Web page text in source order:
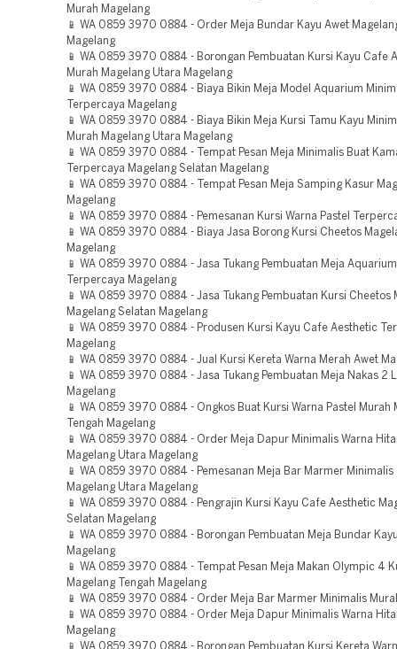
Murah Magelang
📱 WA 0859 3970 0884 - Order Meja Bundar Kayu Awet
Magelang
📱 WA 0859 3970 0884 - Borongan Pembuatan Kursi Kayu Cafe
Murah Magelang Utara Magelang
📱 WA 0859 3970 0884 - Biaya Bikin Meja Model Aquarium
Terpercaya Magelang
📱 WA 0859 3970 0884 - Biaya Bikin Meja Kursi Tamu Kayu
Murah Magelang Utara Magelang
📱 WA 0859 3970 0884 - Tempat Pesan Meja Minimalis Buat
Terpercaya Magelang Selatan Magelang
📱 WA 0859 3970 0884 - Tempat Pesan Meja Samping Kasur
Magelang
📱 WA 0859 3970 0884 - Pemesanan Kursi Warna Pastel
📱 WA 0859 3970 0884 - Biaya Jasa Borong Kursi Cheetos
Magelang
📱 WA 0859 3970 0884 - Jasa Tukang Pembuatan Meja
Terpercaya Magelang
📱 WA 0859 3970 0884 - Jasa Tukang Pembuatan Kursi Cheetos
Magelang Selatan Magelang
📱 WA 0859 3970 0884 - Produsen Kursi Kayu Cafe Aesthetic
Magelang
📱 WA 0859 3970 0884 - Jual Kursi Kereta Warna Merah Awet
📱 WA 0859 3970 0884 - Jasa Tukang Pembuatan Meja Nakas 2
Magelang
📱 WA 0859 3970 0884 - Ongkos Buat Kursi Warna Pastel Murah
Tengah Magelang
📱 WA 0859 3970 0884 - Order Meja Dapur Minimalis Warna
Magelang Utara Magelang
📱 WA 0859 3970 0884 - Pemesanan Meja Bar Marmer
Magelang Utara Magelang
📱 WA 0859 3970 0884 - Pengrajin Kursi Kayu Cafe Aesthetic
Selatan Magelang
📱 WA 0859 3970 0884 - Borongan Pembuatan Meja Bundar
Magelang
📱 WA 0859 3970 0884 - Tempat Pesan Meja Makan Olympic 4
Magelang Tengah Magelang
📱 WA 0859 3970 0884 - Order Meja Bar Marmer Minimalis
📱 WA 0859 3970 0884 - Order Meja Dapur Minimalis Warna
Magelang
📱 WA 0859 3970 0884 - Borongan Pembuatan Kursi Kereta